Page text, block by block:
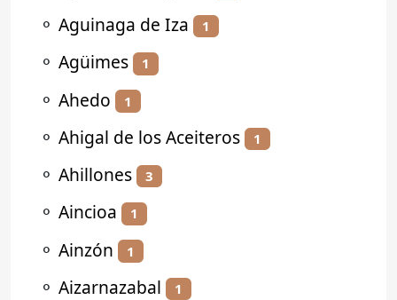
⚬ Aguinaga de Iza 1
⚬ Agüimes 1
⚬ Ahedo 1
⚬ Ahigal de los Aceiteros 1
⚬ Ahillones 3
⚬ Aincioa 1
⚬ Ainzón 1
⚬ Aizarnazabal 1